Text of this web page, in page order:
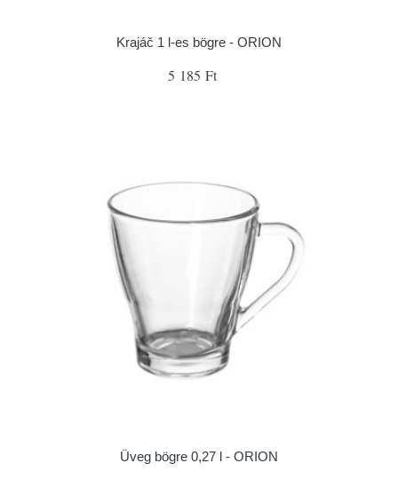
Krajáč 1 l-es bögre - ORION
5 185 Ft
Üveg bögre 0,27 l - ORION